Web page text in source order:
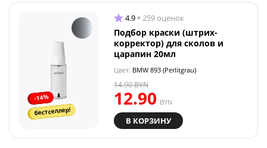
-14%
бестселлер!
4.9 259 оценок
Подбор краски (штрих-
корректор) для сколов и
царапин 20мл
Цвет: BMW 893 (Perlitgrau)
12.90 BYN
14.90BYN
В КОРЗИНУ